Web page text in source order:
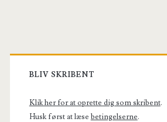
Primary
Sidebar
BLIV SKRIBENT
Klik her for at oprette dig som skribent.
Husk først at læse betingelserne.